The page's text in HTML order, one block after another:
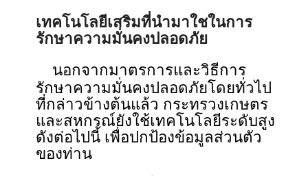
เทคโนโลยีเสริมที่นํามาใชในการ
รักษาความมั่นคงปลอดภัย
นอกจากมาตรการและวิธีการ
รักษาความมั่นคงปลอดภัยโดยทั่วไป
ที่กล่าวข้างต้นแล้ว กระทรวงเกษตร
และสหกรณ์ยังใช้เทคโนโลยีระดับสูง
ดังต่อไปนี้ เพื่อปกป้องข้อมูลส่วนตัว
ของท่าน